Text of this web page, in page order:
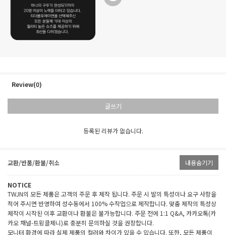
Review(0)
글쓰기
등록된 리뷰가 없습니다.
교환/반품/환불/취소 내용숨기기
NOTICE
TWJN의 모든 제품은 고객의 주문 후 제작 됩니다. 주문 시 발의 특성이나 요구 사항을
적어 주시면 반영하여 성수동에서 100% 수작업으로 제작합니다. 맞춤 제작의 특성상
제작이 시작된 이후 교환이나 환불은 불가능합니다. 주문 전에 1:1 Q&A, 카카오톡(카
카오 채널-트윙클제니)로 충분히 문의하실 것을 권장합니다.
모니터 환경에 따라 실제 제품의 컬러와 차이가 있을 수 있습니다. 또한, 모든 제품이